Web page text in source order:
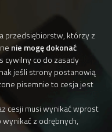
przedsiębiorstw, którzy z
nie mogę dokonać
cywilny co do zasady
jeśli strony postanowią
pisemnie to cesja jest
cesji musi wynikać wprost
wynikać z odrębnych,